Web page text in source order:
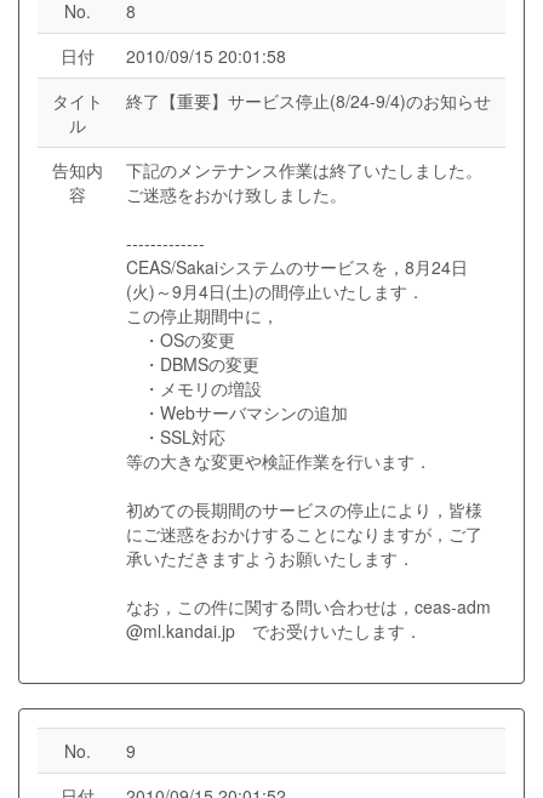
No.
8
日付
2010/09/15 20:01:58
タイト
ル
終了【重要】サービス停止(8/24-9/4)のお知らせ
告知内
容
下記のメンテナンス作業は終了いたしました。
ご迷惑をおかけ致しました。
-------------
CEAS/Sakaiシステムのサービスを，8月24日
(火)～9月4日(土)の間停止いたします．
この停止期間中に，
・OSの変更
・DBMSの変更
・メモリの増設
・Webサーバマシンの追加
・SSL対応
等の大きな変更や検証作業を行います．
初めての長期間のサービスの停止により，皆様
にご迷惑をおかけすることになりますが，ご了
承いただきますようお願いたします．
なお，この件に関する問い合わせは，ceas-adm
@ml.kandai.jp でお受けいたします．
No.
9